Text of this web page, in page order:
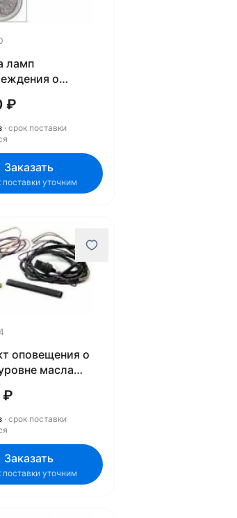
ламп
о
₽
· срок поставки
Заказать
поставки уточним
оповещения о
масла
₽
· срок поставки
Заказать
поставки уточним